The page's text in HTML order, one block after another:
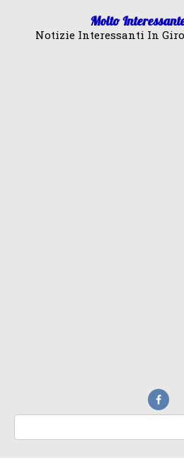
Molto
Notizie Interessanti In Giro